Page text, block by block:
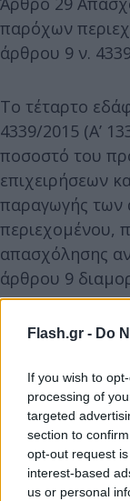
Flash.gr - Do
If you wish to
processing of
targeted
section to
opt-out request
interest-based
us or personal
παρόχων
άρθρου 9 ν.
Το τέταρτο
4339/2015 (Α’
ποσοστό του
επιχειρήσεων
παραγωγής των
περιεχομένου,
απασχόλησης
άρθρου 9
«1. Οι
επαρκείς
κατηγορία της
και το είδος
γενικού
περιεχομένου.